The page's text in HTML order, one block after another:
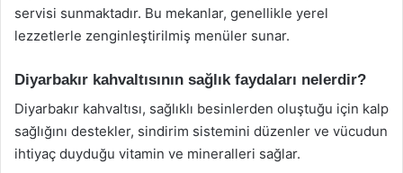
servisi sunmaktadır. Bu mekanlar, genellikle yerel
lezzetlerle zenginleştirilmiş menüler sunar.
Diyarbakır kahvaltısının sağlık faydaları nelerdir?
Diyarbakır kahvaltısı, sağlıklı besinlerden oluştuğu için kalp
sağlığını destekler, sindirim sistemini düzenler ve vücudun
ihtiyaç duyduğu vitamin ve mineralleri sağlar.